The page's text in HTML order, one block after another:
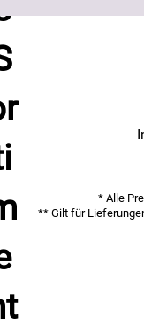
* Alle
** Gilt für